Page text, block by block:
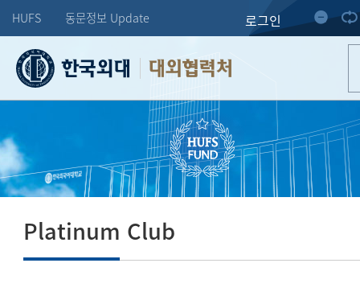
HUFS 동문정보 Update 로그인
대외협력처
Platinum Club